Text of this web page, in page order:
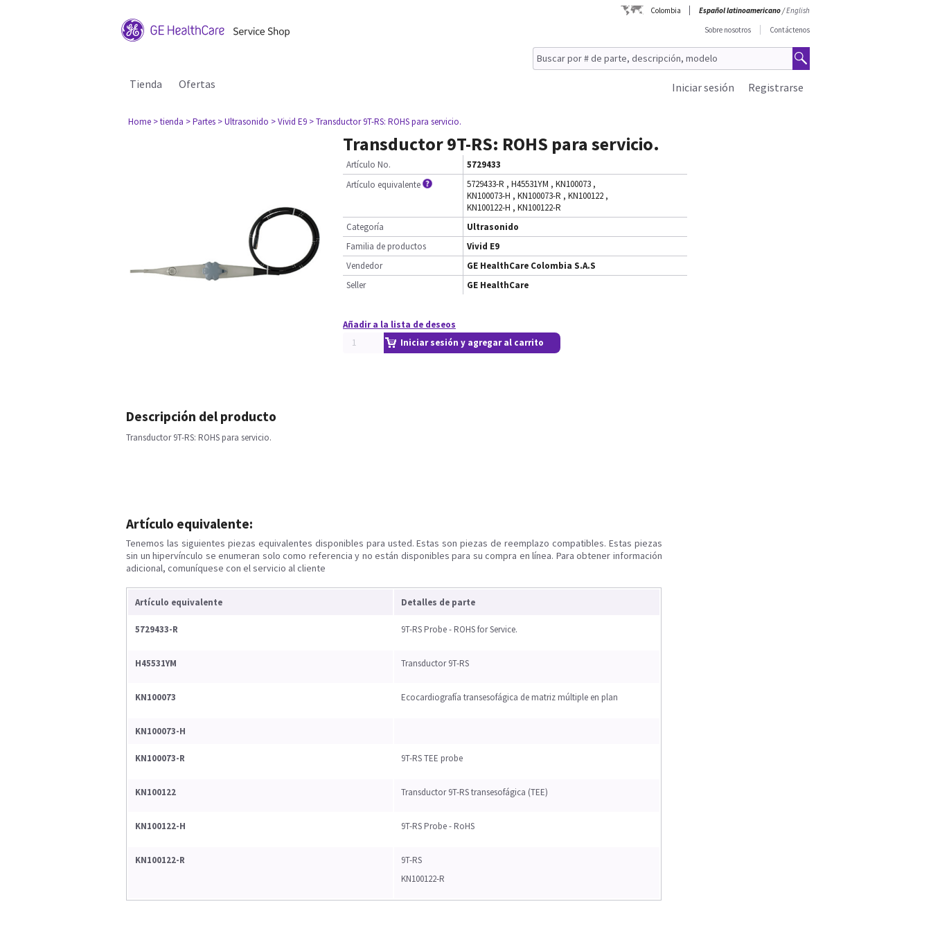
Colombia Español latinoamericano/English
Sobre nosotros
Contáctenos
Tienda Ofertas Registrarse
Iniciar sesión
Home > tienda > Partes > Ultrasonido > Vivid E9 > Transductor 9T-RS: ROHS para servicio.
Transductor 9T-RS: ROHS para servicio.
Artículo No.
5729433
Artículo equivalente
5729433-R , H45531YM , KN100073 ,
KN100073-H , KN100073-R , KN100122 ,
KN100122-H , KN100122-R
Categoría
Ultrasonido
Familia de productos
Vivid E9
Vendedor
GE HealthCare Colombia S.A.S
Seller
GE HealthCare
Añadir a la lista de deseos
Iniciar sesión y agregar al carrito
Descripción del producto
Transductor 9T-RS: ROHS para servicio.
Artículo equivalente:
Tenemos las siguientes piezas equivalentes disponibles para usted. Estas son piezas de reemplazo compatibles. Estas piezas
sin un hipervínculo se enumeran solo como referencia y no están disponibles para su compra en línea. Para obtener información
adicional, comuníquese con el servicio al cliente
Artículo equivalente Detalles de parte
5729433-R 9T-RS Probe - ROHS for Service.
H45531YM Transductor 9T-RS
KN100073 Ecocardiografía transesofágica de matriz múltiple en plan
KN100073-H
KN100073-R 9T-RS TEE probe
KN100122 Transductor 9T-RS transesofágica (TEE)
KN100122-H 9T-RS Probe - RoHS
KN100122-R
9T-RS
KN100122-R